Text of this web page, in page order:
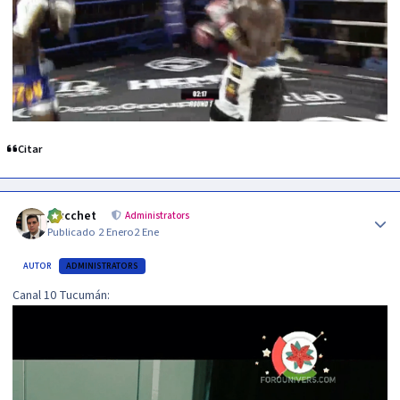
Citar
jzucchet Administrators
Publicado 2 Enero2 Ene
AUTOR ADMINISTRATORS
Canal 10 Tucumán: